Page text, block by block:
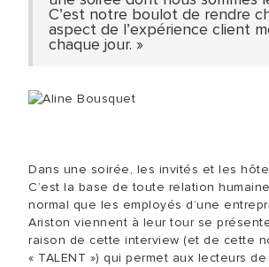
C’est notre boulot de rendre
aspect de l’expérience client
chaque jour. »
Dans une soirée, les invités et les
C’est la base de toute relation
normal que les employés d’une
Ariston viennent à leur tour se
raison de cette interview (et de cette
« TALENT ») qui permet aux lecteurs